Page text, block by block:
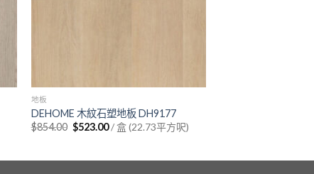
地板
DEHOME 木紋石塑地板 DH9177
$854.00 Original
price
$523.00Current
price
/ 盒 (22.73平方呎)